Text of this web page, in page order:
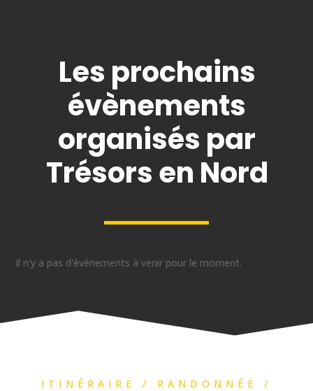
Les prochains
évènements
organisés par
Trésors en Nord
Il n'y a pas d'événements à venir pour le moment.
ITINÉRAIRE / RANDONNÉE /